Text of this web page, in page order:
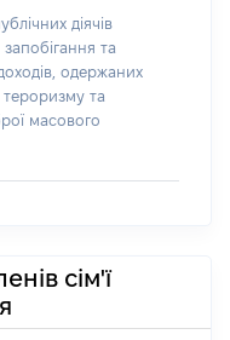
діячів
та
одержаних
та
масового
сім'ї